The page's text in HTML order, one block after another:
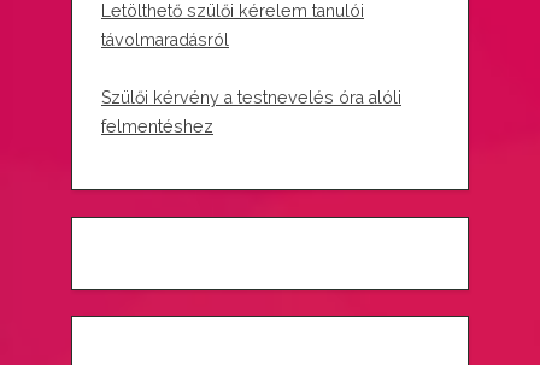
Letölthető szülői kérelem tanulói
távolmaradásról
Szülői kérvény a testnevelés óra alóli
felmentéshez